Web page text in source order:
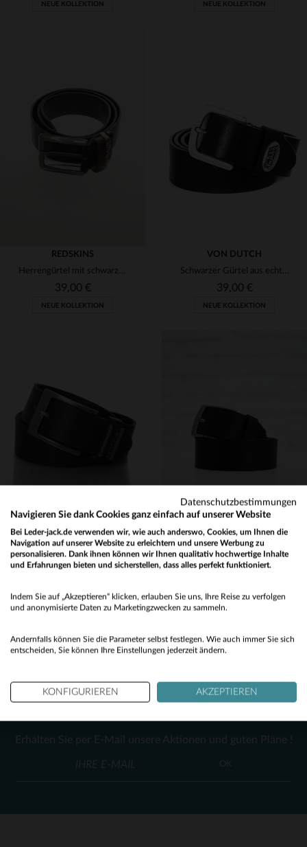
VERFÜGBARE GRÖSSEN
100
NEUE KOLLEKTION
VERFÜGBARE GRÖSSEN
NEUE KOLLEKTION
VERFÜGBARE GRÖSSEN
90
REDSKINS
Herrengürtel mit schwarzer Schnalle
39,00 €
NEUE KOLLEKTION
VERFÜGBARE GRÖSSEN
VON DUTCH
Schwarzer Gürtel aus echtem Leder
39,00 €
NEUE KOLLEKTION
90 95 100
REDSKINS
Herrengürtel Redskins
NEUE KOLLEKTION
90 95 100
REDSKINS
NEUE KOLLEKTION
Erhalten Sie per E-Mail unsere Aktionen und guten Pläne !
OK
No
Datenschutzbestimmungen
Navigieren Sie dank Cookies ganz einfach auf unserer Website
Bei Leder-jack.de verwenden wir, wie auch anderswo, Cookies, um Ihnen die
Navigation auf unserer Website zu erleichtern und unsere Werbung zu
personalisieren. Dank ihnen können wir Ihnen qualitativ hochwertige Inhalte
und Erfahrungen bieten und sicherstellen, dass alles perfekt funktioniert.
Indem Sie auf „Akzeptieren“ klicken, erlauben Sie uns, Ihre Reise zu verfolgen
und anonymisierte Daten zu Marketingzwecken zu sammeln.
Andernfalls können Sie die Parameter selbst festlegen. Wie auch immer Sie sich
entscheiden, Sie können Ihre Einstellungen jederzeit ändern.
KONFIGURIEREN AKZEPTIEREN